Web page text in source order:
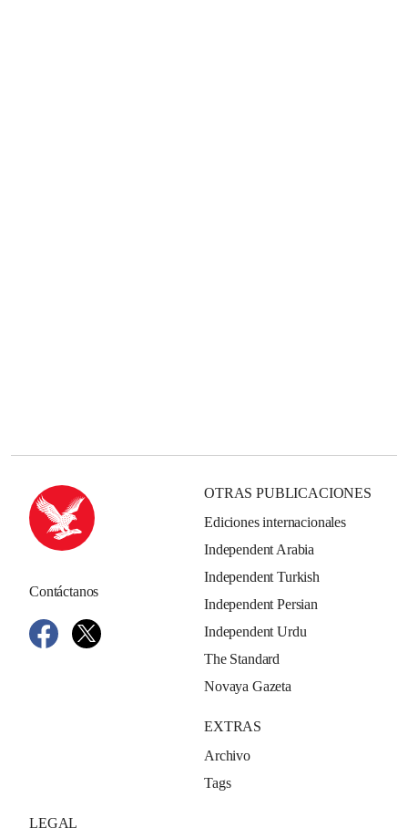
Contáctanos
OTRAS PUBLICACIONES
Ediciones internacionales
Independent Arabia
Independent Turkish
Independent Persian
Independent Urdu
The Standard
Novaya Gazeta
EXTRAS
Archivo
Tags
LEGAL